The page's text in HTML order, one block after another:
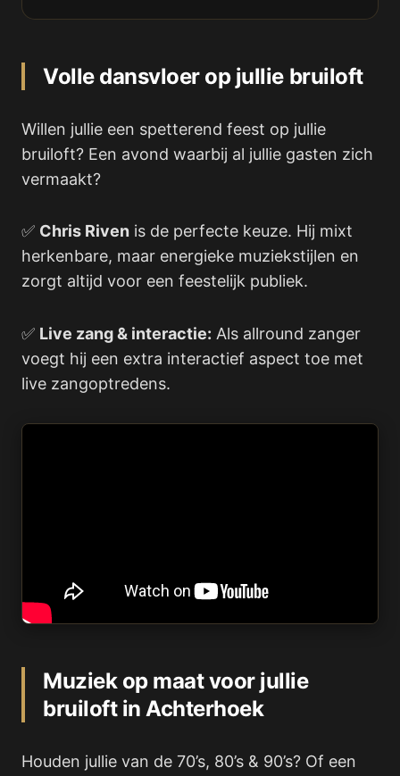
Volle dansvloer op jullie bruiloft
Willen jullie een spetterend feest op jullie
bruiloft? Een avond waarbij al jullie gasten zich
vermaakt?
✅ Chris Riven is de perfecte keuze. Hij mixt
herkenbare, maar energieke muziekstijlen en
zorgt altijd voor een feestelijk publiek.
✅ Live zang & interactie: Als allround zanger
voegt hij een extra interactief aspect toe met
live zangoptredens.
Muziek op maat voor jullie
bruiloft in Achterhoek
Houden jullie van de 70’s, 80’s & 90’s? Of een